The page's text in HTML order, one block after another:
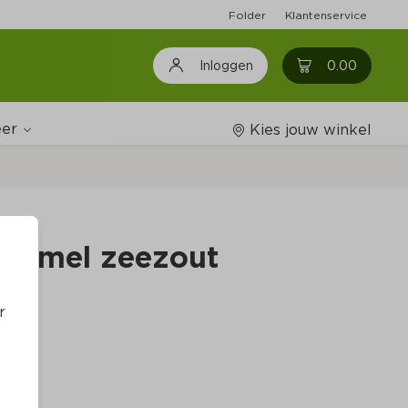
Folder Klantenservice
Inloggen 0.00 0
Kies jouw winkel
zeezout